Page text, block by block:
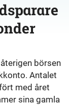
börsen
Antalet
med året
sina gamla